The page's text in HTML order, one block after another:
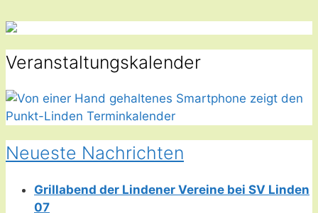
Veranstaltungskalender
Neueste Nachrichten
Grillabend der Lindener Vereine bei SV Linden
07